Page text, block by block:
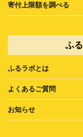
寄付上限額を調べる
ふ
ふるラボとは
よくあるご質問
お知らせ